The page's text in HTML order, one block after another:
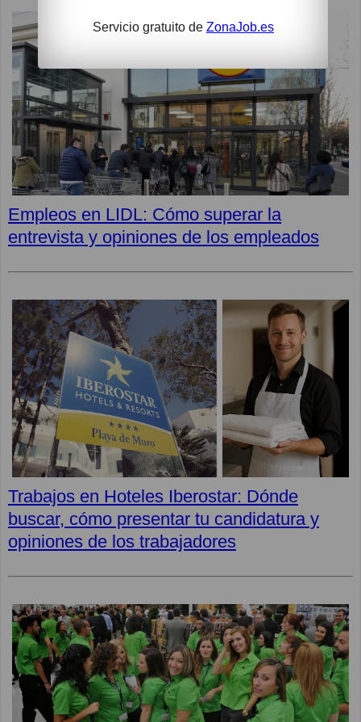
Servicio gratuito de ZonaJob.es
Empleos en LIDL: Cómo superar la
entrevista y opiniones de los empleados
Trabajos en Hoteles Iberostar: Dónde
buscar, cómo presentar tu candidatura y
opiniones de los trabajadores